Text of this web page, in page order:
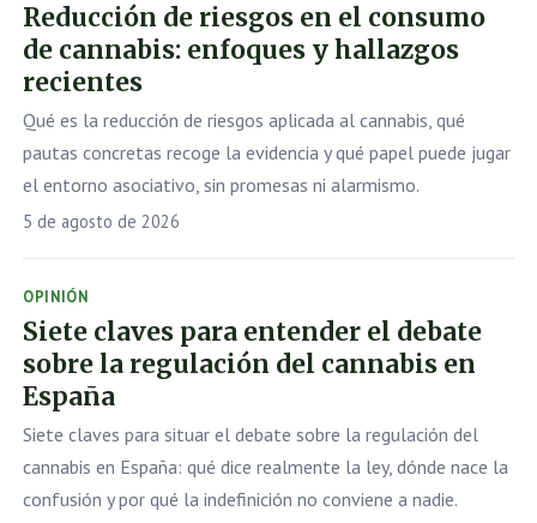
Reducción de riesgos en el consumo
de cannabis: enfoques y hallazgos
recientes
Qué es la reducción de riesgos aplicada al cannabis, qué
pautas concretas recoge la evidencia y qué papel puede jugar
el entorno asociativo, sin promesas ni alarmismo.
5 de agosto de 2026
OPINIÓN
Siete claves para entender el debate
sobre la regulación del cannabis en
España
Siete claves para situar el debate sobre la regulación del
cannabis en España: qué dice realmente la ley, dónde nace la
confusión y por qué la indefinición no conviene a nadie.